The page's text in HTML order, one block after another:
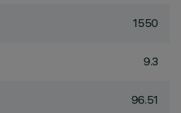
1550
9.3
96.51